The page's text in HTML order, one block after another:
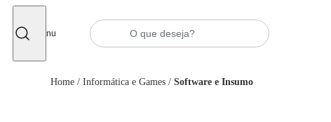
Menu
Home / Informática e Games / Software e Insumo